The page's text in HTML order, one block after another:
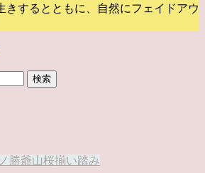
きするとともに、自然にフェイドアウ
勝爺山桜揃い踏み